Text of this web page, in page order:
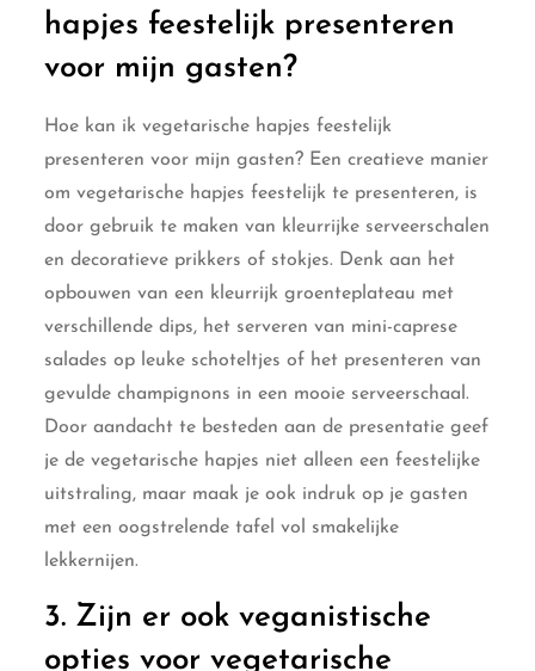
hapjes feestelijk presenteren
voor mijn gasten?
Hoe kan ik vegetarische hapjes feestelijk
presenteren voor mijn gasten? Een creatieve manier
om vegetarische hapjes feestelijk te presenteren, is
door gebruik te maken van kleurrijke serveerschalen
en decoratieve prikkers of stokjes. Denk aan het
opbouwen van een kleurrijk groenteplateau met
verschillende dips, het serveren van mini-caprese
salades op leuke schoteltjes of het presenteren van
gevulde champignons in een mooie serveerschaal.
Door aandacht te besteden aan de presentatie geef
je de vegetarische hapjes niet alleen een feestelijke
uitstraling, maar maak je ook indruk op je gasten
met een oogstrelende tafel vol smakelijke
lekkernijen.
3. Zijn er ook veganistische
opties voor vegetarische